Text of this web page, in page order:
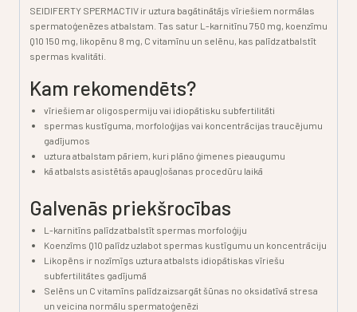
SEIDIFERTY SPERMACTIV ir uztura bagātinātājs vīriešiem normālas
spermatoģenēzes atbalstam. Tas satur L-karnitīnu 750 mg, koenzīmu
Q10 150 mg, likopēnu 8 mg, C vitamīnu un selēnu, kas palīdz atbalstīt
spermas kvalitāti.
Kam rekomendēts?
vīriešiem ar oligospermiju vai idiopātisku subfertilitāti
spermas kustīguma, morfoloģijas vai koncentrācijas traucējumu
gadījumos
uztura atbalstam pāriem, kuri plāno ģimenes pieaugumu
kā atbalsts asistētās apaugļošanas procedūru laikā
Galvenās priekšrocības
L-karnitīns palīdz atbalstīt spermas morfoloģiju
Koenzīms Q10 palīdz uzlabot spermas kustīgumu un koncentrāciju
Likopēns ir nozīmīgs uztura atbalsts idiopātiskas vīriešu
subfertilitātes gadījumā
Selēns un C vitamīns palīdz aizsargāt šūnas no oksidatīvā stresa
un veicina normālu spermatoģenēzi